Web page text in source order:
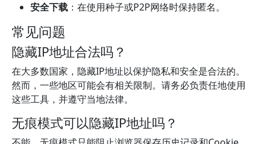
安全下载 ：在使用种子或P2P网络时保持匿名。
常见问题
隐藏IP地址合法吗？
在大多数国家，隐藏IP地址以保护隐私和安全是合法的。
然而，一些地区可能会有相关限制。请务必负责任地使用
这些工具，并遵守当地法律。
无痕模式可以隐藏IP地址吗？